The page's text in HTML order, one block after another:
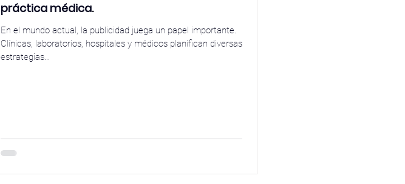
práctica médica.
En el mundo actual, la publicidad juega un papel importante.
Clínicas, laboratorios, hospitales y médicos planifican diversas
estrategias...